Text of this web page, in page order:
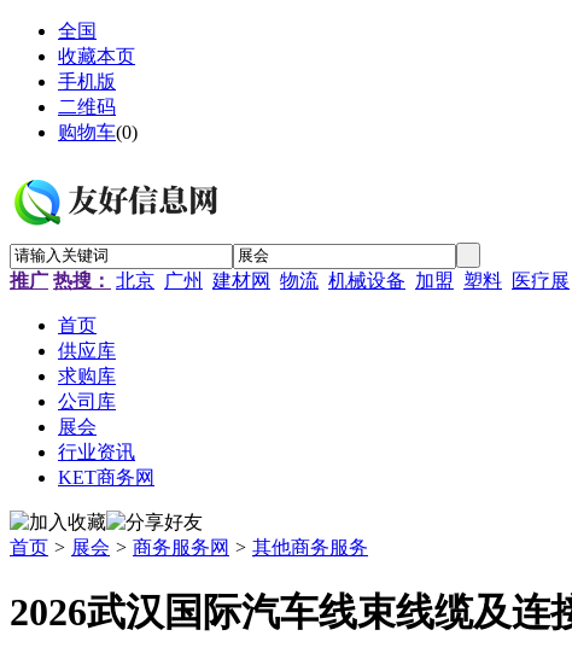
全国
收藏本页
手机版
二维码
购物车(0)
推广 热搜： 北京 广州 建材网 物流 机械设备 加盟 塑料 医疗展
首页
供应库
求购库
公司库
展会
行业资讯
KET商务网
首页 > 展会 > 商务服务网 > 其他商务服务
2026武汉国际汽车线束线缆及连